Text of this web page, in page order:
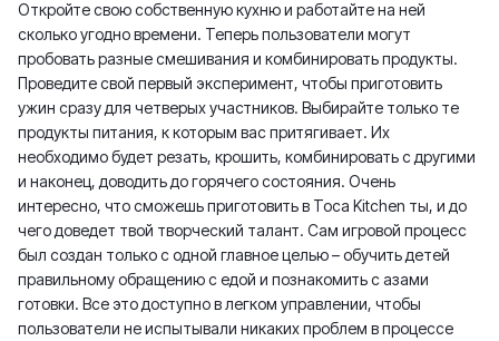
Откройте свою собственную кухню и работайте на ней
сколько угодно времени. Теперь пользователи могут
пробовать разные смешивания и комбинировать продукты.
Проведите свой первый эксперимент, чтобы приготовить
ужин сразу для четверых участников. Выбирайте только те
продукты питания, к которым вас притягивает. Их
необходимо будет резать, крошить, комбинировать с другими
и наконец, доводить до горячего состояния. Очень
интересно, что сможешь приготовить в Toca Kitchen ты, и до
чего доведет твой творческий талант. Сам игровой процесс
был создан только с одной главное целью – обучить детей
правильному обращению с едой и познакомить с азами
готовки. Все это доступно в легком управлении, чтобы
пользователи не испытывали никаких проблем в процессе